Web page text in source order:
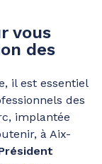
vous
des
il est essentiel
des
implantée
à Aix-